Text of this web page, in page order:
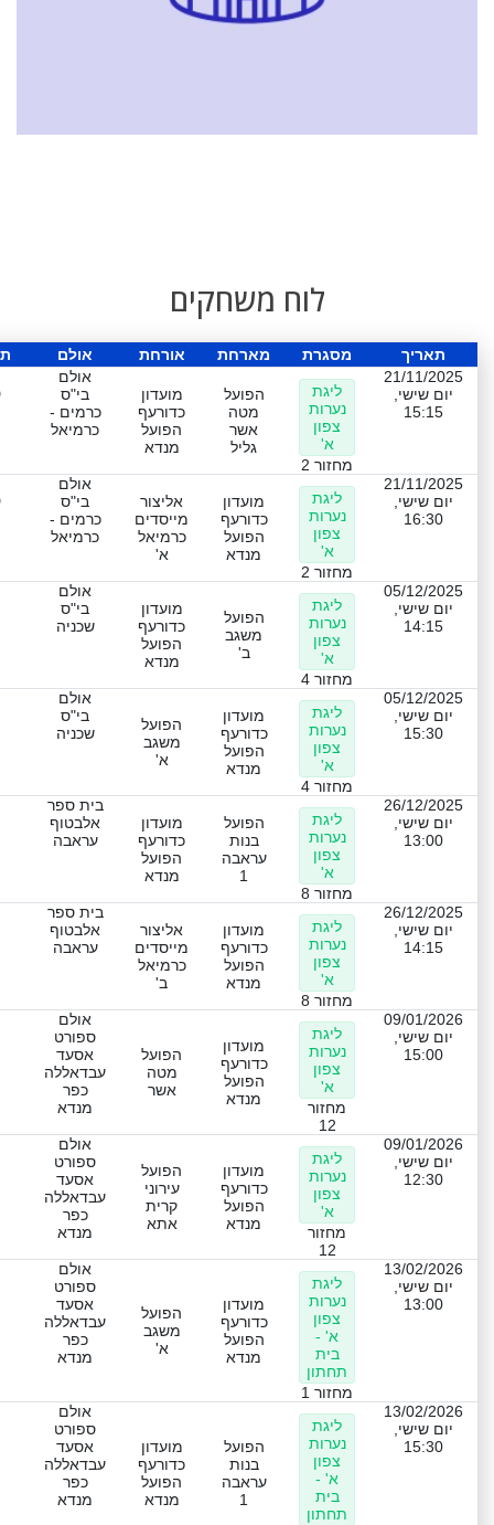
לוח משחקים
תאריך מסגרת מארחת אורחת אולם
21/11/2025
יום שישי,
15:15
ליגת
נערות
צפון
א'
מחזור 2
הפועל
מטה
אשר
גליל
מועדון
כדורעף
הפועל
מנדא
אולם
בי"ס
כרמים -
כרמיאל
21/11/2025
יום שישי,
16:30
ליגת
נערות
צפון
א'
מחזור 2
מועדון
כדורעף
הפועל
מנדא
אליצור
מייסדים
כרמיאל
א'
אולם
בי"ס
כרמים -
כרמיאל
05/12/2025
יום שישי,
14:15
ליגת
נערות
צפון
א'
מחזור 4
הפועל
משגב
ב'
מועדון
כדורעף
הפועל
מנדא
אולם
בי"ס
שכניה
05/12/2025
יום שישי,
15:30
ליגת
נערות
צפון
א'
מחזור 4
מועדון
כדורעף
הפועל
מנדא
הפועל
משגב
א'
אולם
בי"ס
שכניה
26/12/2025
יום שישי,
13:00
ליגת
נערות
צפון
א'
מחזור 8
הפועל
בנות
עראבה
1
מועדון
כדורעף
הפועל
מנדא
בית ספר
אלבטוף
עראבה
26/12/2025
יום שישי,
14:15
ליגת
נערות
צפון
א'
מחזור 8
מועדון
כדורעף
הפועל
מנדא
אליצור
מייסדים
כרמיאל
ב'
בית ספר
אלבטוף
עראבה
09/01/2026
יום שישי,
15:00
ליגת
נערות
צפון
א'
מחזור
12
מועדון
כדורעף
הפועל
מנדא
הפועל
מטה
אשר
אולם
ספורט
אסעד
עבדאללה
כפר
מנדא
09/01/2026
יום שישי,
12:30
ליגת
נערות
צפון
א'
מחזור
12
מועדון
כדורעף
הפועל
מנדא
הפועל
עירוני
קרית
אתא
אולם
ספורט
אסעד
עבדאללה
כפר
מנדא
13/02/2026
יום שישי,
13:00
ליגת
נערות
צפון
א' -
בית
תחתון
מחזור 1
מועדון
כדורעף
הפועל
מנדא
הפועל
משגב
א'
אולם
ספורט
אסעד
עבדאללה
כפר
מנדא
13/02/2026
יום שישי,
15:30
ליגת
נערות
צפון
א' -
בית
תחתון
הפועל
בנות
עראבה
1
מועדון
כדורעף
הפועל
מנדא
אולם
ספורט
אסעד
עבדאללה
כפר
מנדא